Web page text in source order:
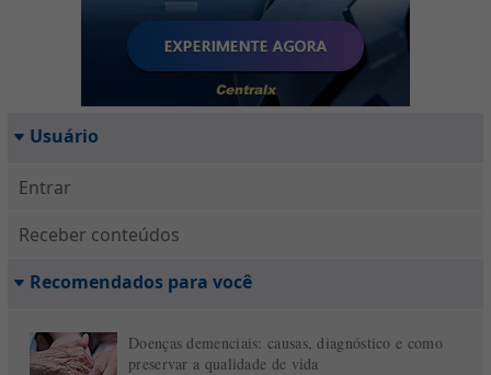
Usuário
Entrar
Receber conteúdos
Recomendados para você
Doenças demenciais: causas, diagnóstico e como
preservar a qualidade de vida